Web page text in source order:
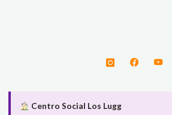
Centro Social Los Lugg